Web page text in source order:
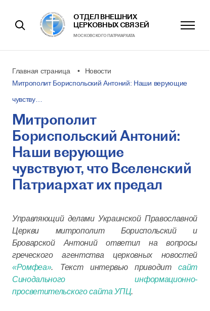
ОТДЕЛ ВНЕШНИХ
ЦЕРКОВНЫХ СВЯЗЕЙ
МОСКОВСКОГО ПАТРИАРХАТА
Главная страница
Новости
Митрополит Бориспольский Антоний: Наши верующие
чувству…
Митрополит
Бориспольский Антоний:
Наши верующие
чувствуют, что Вселенский
Патриархат их предал
Управляющий делами Украинской Православной
Церкви митрополит Бориспольский и
Броварской Антоний ответил на вопросы
греческого агентства церковных новостей
«Ромфеа». Текст интервью приводитсайт
Синодального информационно-
просветительского сайта УПЦ.